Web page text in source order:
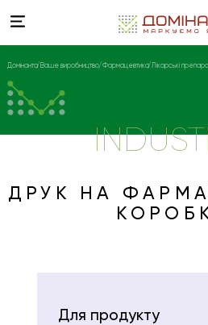
Домінанта Ваше виробництво Фармацевтика Лікарські
ДРУК НА
Для продукту